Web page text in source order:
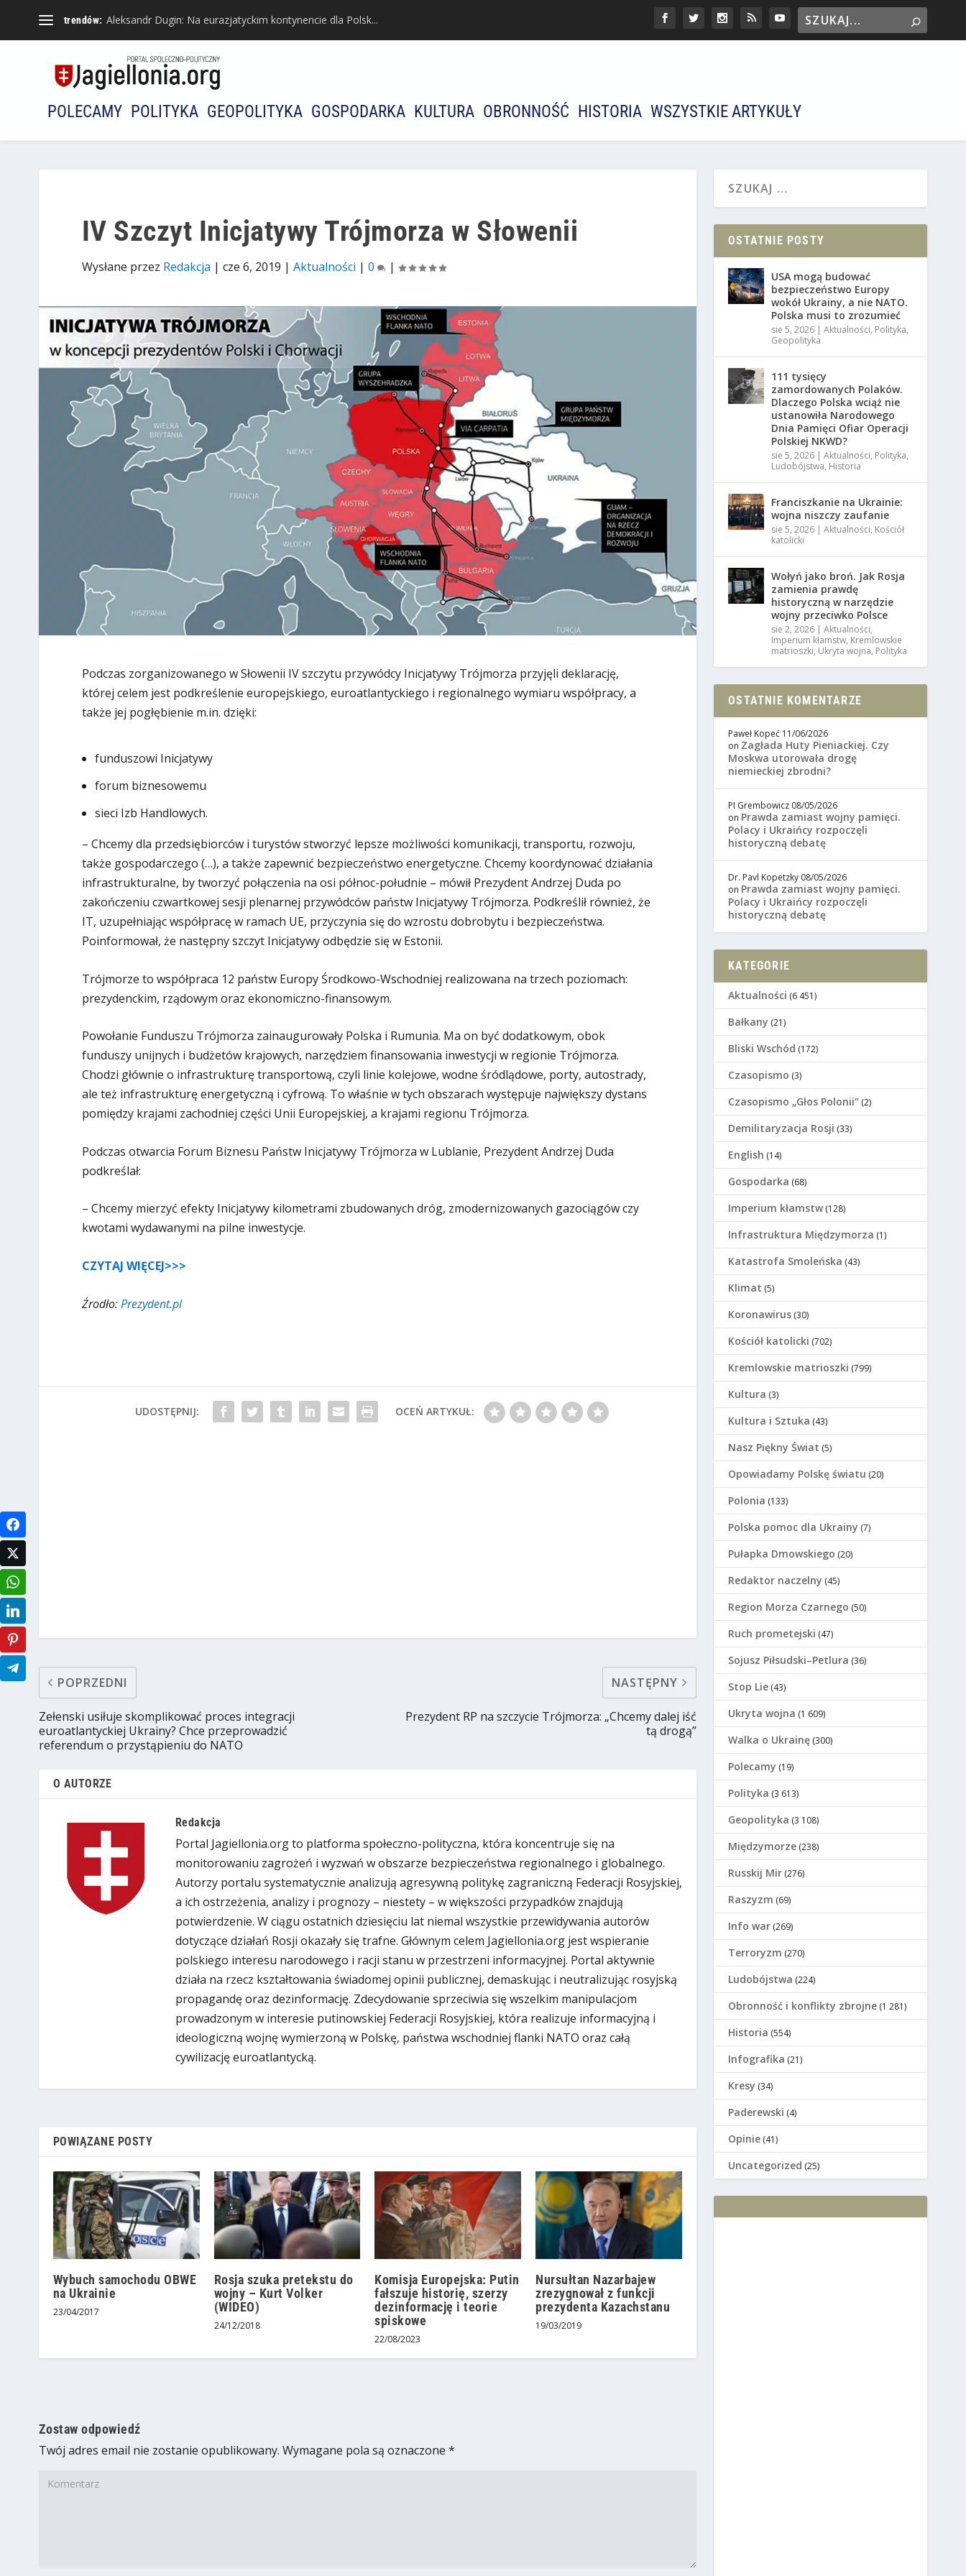
trendów: Aleksandr Dugin: Na eurazjatyckim kontynencie dla Polsk...
POLECAMY POLITYKA GEOPOLITYKA GOSPODARKA KULTURA OBRONNOŚĆ HISTORIA WSZYSTKIE ARTYKUŁY
IV Szczyt Inicjatywy Trójmorza w Słowenii
Wysłane przez Redakcja | cze 6, 2019 | Aktualności | 0 |
Podczas zorganizowanego w Słowenii IV szczytu przywódcy Inicjatywy Trójmorza przyjęli deklarację,
której celem jest podkreślenie europejskiego, euroatlantyckiego i regionalnego wymiaru współpracy, a
także jej pogłębienie m.in. dzięki:
funduszowi Inicjatywy
forum biznesowemu
sieci Izb Handlowych.
– Chcemy dla przedsiębiorców i turystów stworzyć lepsze możliwości komunikacji, transportu, rozwoju,
także gospodarczego (…), a także zapewnić bezpieczeństwo energetyczne. Chcemy koordynować działania
infrastrukturalne, by tworzyć połączenia na osi północ-południe – mówił Prezydent Andrzej Duda po
zakończeniu czwartkowej sesji plenarnej przywódców państw Inicjatywy Trójmorza. Podkreślił również, że
IT, uzupełniając współpracę w ramach UE, przyczynia się do wzrostu dobrobytu i bezpieczeństwa.
Poinformował, że następny szczyt Inicjatywy odbędzie się w Estonii.
Trójmorze to współpraca 12 państw Europy Środkowo-Wschodniej realizowana na trzech poziomach:
prezydenckim, rządowym oraz ekonomiczno-finansowym.
Powołanie Funduszu Trójmorza zainaugurowały Polska i Rumunia. Ma on być dodatkowym, obok
funduszy unijnych i budżetów krajowych, narzędziem finansowania inwestycji w regionie Trójmorza.
Chodzi głównie o infrastrukturę transportową, czyli linie kolejowe, wodne śródlądowe, porty, autostrady,
ale też infrastrukturę energetyczną i cyfrową. To właśnie w tych obszarach występuje największy dystans
pomiędzy krajami zachodniej części Unii Europejskiej, a krajami regionu Trójmorza.
Podczas otwarcia Forum Biznesu Państw Inicjatywy Trójmorza w Lublanie, Prezydent Andrzej Duda
podkreślał:
– Chcemy mierzyć efekty Inicjatywy kilometrami zbudowanych dróg, zmodernizowanych gazociągów czy
kwotami wydawanymi na pilne inwestycje.
CZYTAJ WIĘCEJ>>>
Źrodło:Prezydent.pl
UDOSTĘPNIJ: OCEŃ ARTYKUŁ:
POPRZEDNI
Zełenski usiłuje skomplikować proces integracji
euroatlantyckiej Ukrainy? Сhce przeprowadzić
referendum o przystąpieniu do NATO
NASTĘPNY
Prezydent RP na szczycie Trójmorza: „Chcemy dalej iść
tą drogą”
O AUTORZE
Redakcja
Portal Jagiellonia.org to platforma społeczno-polityczna, która koncentruje się na
monitorowaniu zagrożeń i wyzwań w obszarze bezpieczeństwa regionalnego i globalnego.
Autorzy portalu systematycznie analizują agresywną politykę zagraniczną Federacji Rosyjskiej,
a ich ostrzeżenia, analizy i prognozy – niestety – w większości przypadków znajdują
potwierdzenie. W ciągu ostatnich dziesięciu lat niemal wszystkie przewidywania autorów
dotyczące działań Rosji okazały się trafne. Głównym celem Jagiellonia.org jest wspieranie
polskiego interesu narodowego i racji stanu w przestrzeni informacyjnej. Portal aktywnie
działa na rzecz kształtowania świadomej opinii publicznej, demaskując i neutralizując rosyjską
propagandę oraz dezinformację. Zdecydowanie sprzeciwia się wszelkim manipulacjom
prowadzonym w interesie putinowskiej Federacji Rosyjskiej, która realizuje informacyjną i
ideologiczną wojnę wymierzoną w Polskę, państwa wschodniej flanki NATO oraz całą
cywilizację euroatlantycką.
POWIĄZANE POSTY
Wybuch samochodu OBWE
na Ukrainie
23/04/2017
Rosja szuka pretekstu do
wojny – Kurt Volker
(WIDEO)
24/12/2018
Komisja Europejska: Putin
fałszuje historię, szerzy
dezinformację i teorie
spiskowe
22/08/2023
Nursułtan Nazarbajew
zrezygnował z funkcji
prezydenta Kazachstanu
19/03/2019
Zostaw odpowiedź
Twój adres email nie zostanie opublikowany. Wymagane pola są oznaczone *
OSTATNIE POSTY
USA mogą budować
bezpieczeństwo Europy
wokół Ukrainy, a nie NATO.
Polska musi to zrozumieć
sie 5, 2026 |Aktualności, Polityka,
Geopolityka
111 tysięcy
zamordowanych Polaków.
Dlaczego Polska wciąż nie
ustanowiła Narodowego
Dnia Pamięci Ofiar Operacji
Polskiej NKWD?
sie 5, 2026 |Aktualności, Polityka,
Ludobójstwa, Historia
Franciszkanie na Ukrainie:
wojna niszczy zaufanie
sie 5, 2026 |Aktualności, Kościół
katolicki
Wołyń jako broń. Jak Rosja
zamienia prawdę
historyczną w narzędzie
wojny przeciwko Polsce
sie 2, 2026 |Aktualności,
Imperium kłamstw, Kremlowskie
matrioszki, Ukryta wojna, Polityka
OSTATNIE KOMENTARZE
Paweł Kopeć 11/06/2026
on Zagłada Huty Pieniackiej. Czy
Moskwa utorowała drogę
niemieckiej zbrodni?
PI Grembowicz 08/05/2026
on Prawda zamiast wojny pamięci.
Polacy i Ukraińcy rozpoczęli
historyczną debatę
Dr. Pavl Kopetzky 08/05/2026
on Prawda zamiast wojny pamięci.
Polacy i Ukraińcy rozpoczęli
historyczną debatę
KATEGORIE
Aktualności (6 451)
Bałkany (21)
Bliski Wschód (172)
Czasopismo (3)
Czasopismo „Głos Polonii” (2)
Demilitaryzacja Rosji (33)
English (14)
Gospodarka (68)
Imperium kłamstw (128)
Infrastruktura Międzymorza (1)
Katastrofa Smoleńska (43)
Klimat (5)
Koronawirus (30)
Kościół katolicki (702)
Kremlowskie matrioszki (799)
Kultura (3)
Kultura i Sztuka (43)
Nasz Piękny Świat (5)
Opowiadamy Polskę światu (20)
Polonia (133)
Polska pomoc dla Ukrainy (7)
Pułapka Dmowskiego (20)
Redaktor naczelny (45)
Region Morza Czarnego (50)
Ruch prometejski (47)
Sojusz Piłsudski–Petlura (36)
Stop Lie (43)
Ukryta wojna (1 609)
Walka o Ukrainę (300)
Polecamy (19)
Polityka (3 613)
Geopolityka (3 108)
Międzymorze (238)
Russkij Mir (276)
Raszyzm (69)
Info war (269)
Terroryzm (270)
Ludobójstwa (224)
Оbronność i konflikty zbrojne (1 281)
Historia (554)
Infografika (21)
Kresy (34)
Paderewski (4)
Opinie (41)
Uncategorized (25)